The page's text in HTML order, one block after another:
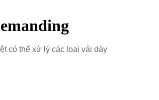
có thể xử lý các loại vải dày